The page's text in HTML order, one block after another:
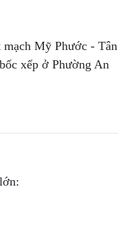
Mỹ Phước - Tân
xếp ở Phường An